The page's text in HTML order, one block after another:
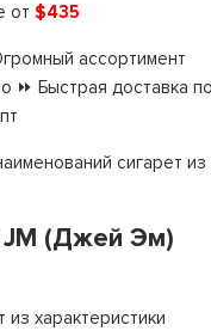
от $435
ассортимент
⏩ Быстрая доставка
сигарет из
JM (Джей Эм)
характеристики